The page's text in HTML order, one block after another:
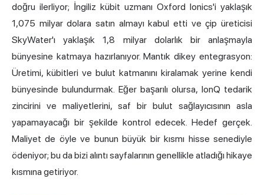
doğru ilerliyor; İngiliz kübit uzmanı Oxford Ionics'i yaklaşık
1,075 milyar dolara satın almayı kabul etti ve çip üreticisi
SkyWater'ı yaklaşık 1,8 milyar dolarlık bir anlaşmayla
bünyesine katmaya hazırlanıyor. Mantık dikey entegrasyon:
Üretimi, kübitleri ve bulut katmanını kiralamak yerine kendi
bünyesinde bulundurmak. Eğer başarılı olursa, IonQ tedarik
zincirini ve maliyetlerini, saf bir bulut sağlayıcısının asla
yapamayacağı bir şekilde kontrol edecek. Hedef gerçek.
Maliyet de öyle ve bunun büyük bir kısmı hisse senediyle
ödeniyor; bu da bizi alıntı sayfalarının genellikle atladığı hikaye
kısmına getiriyor.